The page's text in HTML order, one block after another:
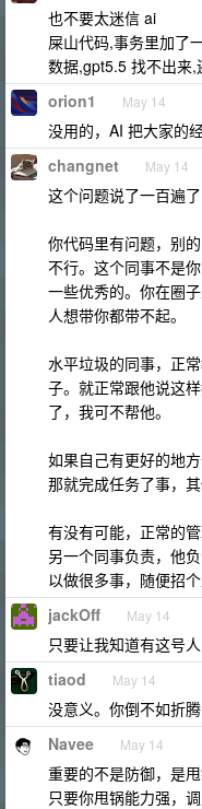
也不要太迷信 ai
屎山代码,事务里加了
数据,gpt5.5 找不出来
orion1 May 14
没用的，AI 把大家的
changnet May 14
这个问题说了一百遍
你代码里有问题，别
不行。这个同事不是
一些优秀的。你在圈
人想带你都带不起。
水平垃圾的同事，正
子。就正常跟他说这
了，我可不帮他。
如果自己有更好的地
那就完成任务了事，其
有没有可能，正常的
另一个同事负责，他
以做很多事，随便招
jackOff May 14
只要让我知道有这号
tiaod May 14
没意义。你倒不如折
Navee May 14
重要的不是防御，是
只要你甩锅能力强，